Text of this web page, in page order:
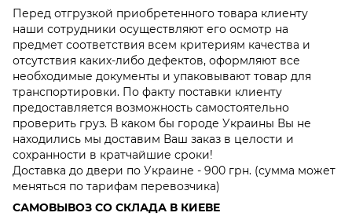
Перед отгрузкой приобретенного товара клиенту
наши сотрудники осуществляют его осмотр на
предмет соответствия всем критериям качества и
отсутствия каких-либо дефектов, оформляют все
необходимые документы и упаковывают товар для
транспортировки. По факту поставки клиенту
предоставляется возможность самостоятельно
проверить груз. В каком бы городе Украины Вы не
находились мы доставим Ваш заказ в целости и
сохранности в кратчайшие сроки!
Доставка до двери по Украине - 900 грн. (сумма может
меняться по тарифам перевозчика)
САМОВЫВОЗ СО СКЛАДА В КИЕВЕ